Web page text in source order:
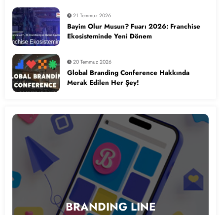
21 Temmuz 2026
Bayim Olur Musun? Fuarı 2026: Franchise
Ekosisteminde Yeni Dönem
20 Temmuz 2026
Global Branding Conference Hakkında
Merak Edilen Her Şey!
BRANDING LINE